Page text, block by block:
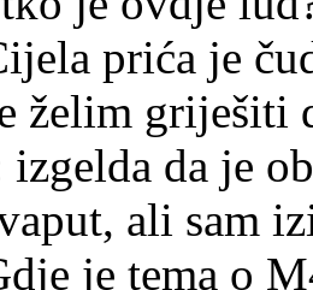
prića je
želim griješiti
izgelda da je
ali sam
je tema o